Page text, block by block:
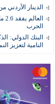
الدينار
الحرب
البنك الدولي:
النامية لتعزيز